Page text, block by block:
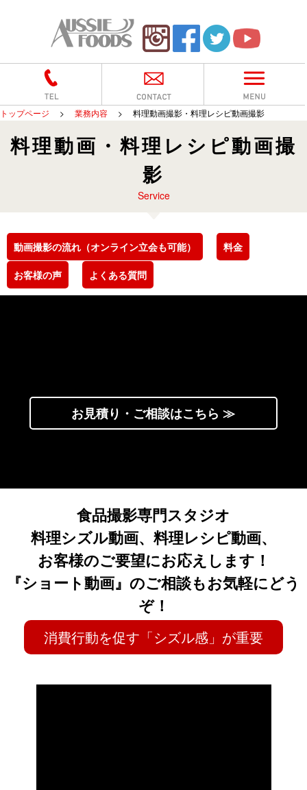
トップページ > 業務内容 > 料理動画撮影・料理レシピ動画撮影
料理動画・料理レシピ動画撮
影
Service
動画撮影の流れ（オンライン立会も可能） 料金
お客様の声 よくある質問
お見積り・ご相談はこちら ≫
食品撮影専門スタジオ
料理シズル動画、料理レシピ動画、
お客様のご要望にお応えします！
『ショート動画』のご相談もお気軽にどう
ぞ！
消費行動を促す「シズル感」が重要